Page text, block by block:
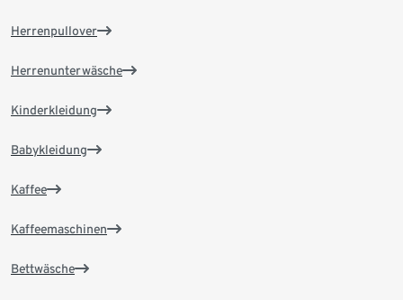
Herrenpullover
Herrenunterwäsche
Kinderkleidung
Babykleidung
Kaffee
Kaffeemaschinen
Bettwäsche